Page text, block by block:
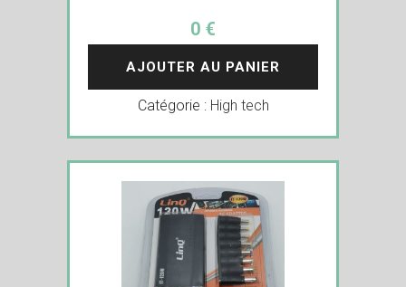
0 €
AJOUTER AU PANIER
Catégorie : High tech